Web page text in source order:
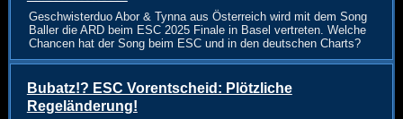
Geschwisterduo Abor & Tynna aus Österreich wird mit dem Song
Baller die ARD beim ESC 2025 Finale in Basel vertreten. Welche
Chancen hat der Song beim ESC und in den deutschen Charts?
Bubatz!? ESC Vorentscheid: Plötzliche
Regeländerung!